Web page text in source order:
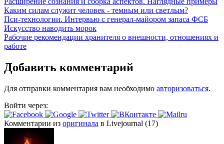
Каким силам служит человек - темным или светлым?
Пси-технологии. Интервью с генерал-майором запаса ФСБ
Искусство наводить морок
Рабочие рекомендации хранителя о внешности, отношениях и
работе
Добавить комментарий
Для отправки комментария вам необходимо авторизоваться.
Войти через:
Комментарии из оригинала в Livejournal (17)